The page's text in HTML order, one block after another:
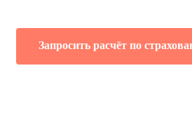
Запросить расчёт по